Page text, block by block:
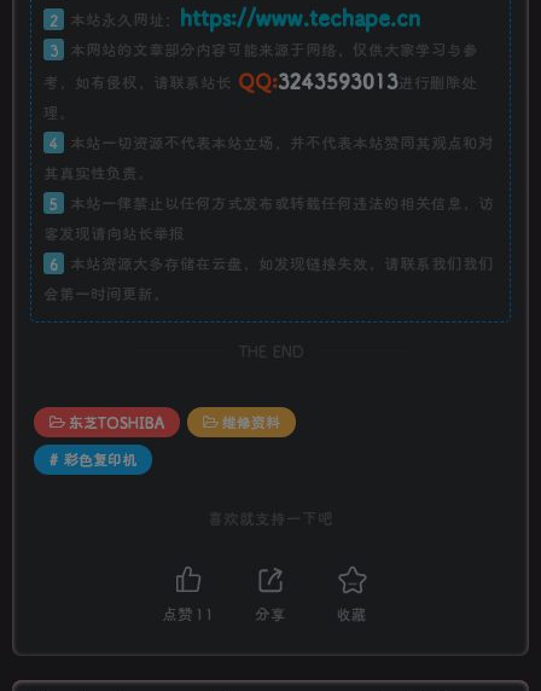
2 本站永久网址： https://www.techape.cn
3
本网站的文章部分内容可能来源于网络，仅供大家学习与参
考，如有侵权，请联系站长 QQ:3243593013进行删除处
理。
4
本站一切资源不代表本站立场，并不代表本站赞同其观点和对
其真实性负责。
5
本站一律禁止以任何方式发布或转载任何违法的相关信息，访
客发现请向站长举报
6
本站资源大多存储在云盘，如发现链接失效，请联系我们我们
会第一时间更新。
THE END
东芝TOSHIBA
维修资料
# 彩色复印机
喜欢就支持一下吧
点赞 11 分享 收藏